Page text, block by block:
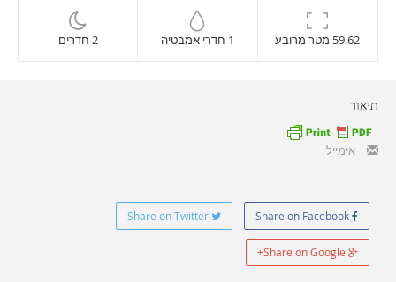
2 חדרים 1 חדרי אמבטיה 59.62 מטר מרובע
תיאור
אימייל